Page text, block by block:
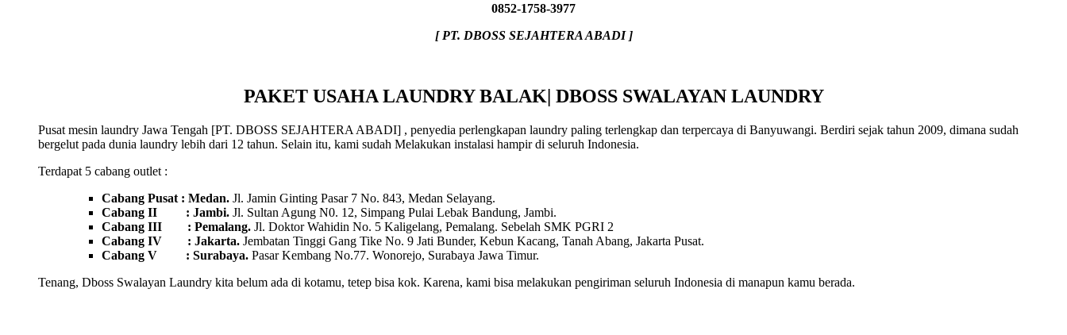
0852-1758-3977
[ PT. DBOSS SEJAHTERA ABADI ]
PAKET USAHA LAUNDRY BALAK| DBOSS SWALAYAN LAUNDRY
Pusat mesin laundry Jawa Tengah [PT. DBOSS SEJAHTERA ABADI] , penyedia perlengkapan laundry paling terlengkap dan terpercaya di Banyuwangi. Berdiri sejak tahun 2009, dimana sudah
bergelut pada dunia laundry lebih dari 12 tahun. Selain itu, kami sudah Melakukan instalasi hampir di seluruh Indonesia.
Terdapat 5 cabang outlet :
Cabang Pusat : Medan. Jl. Jamin Ginting Pasar 7 No. 843, Medan Selayang.
Cabang II : Jambi. Jl. Sultan Agung N0. 12, Simpang Pulai Lebak Bandung, Jambi.
Cabang III : Pemalang. Jl. Doktor Wahidin No. 5 Kaligelang, Pemalang. Sebelah SMK PGRI 2
Cabang IV : Jakarta. Jembatan Tinggi Gang Tike No. 9 Jati Bunder, Kebun Kacang, Tanah Abang, Jakarta Pusat.
Cabang V : Surabaya. Pasar Kembang No.77. Wonorejo, Surabaya Jawa Timur.
Tenang, Dboss Swalayan Laundry kita belum ada di kotamu, tetep bisa kok. Karena, kami bisa melakukan pengiriman seluruh Indonesia di manapun kamu berada.